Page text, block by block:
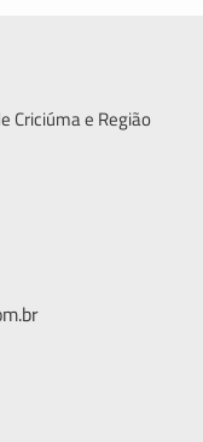
Criciúma e Região